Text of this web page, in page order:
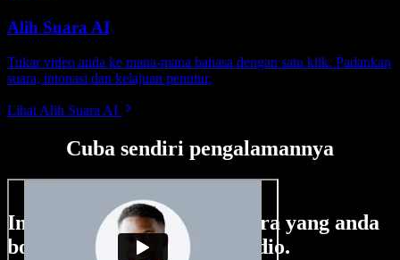
Alih Suara AI
Tukar video anda ke mana-mana bahasa dengan satu klik. Padankan
suara, intonasi dan kelajuan penutur.
Lihat Alih Suara AI
Cuba sendiri pengalamannya
Ini hanya sebahagian perkara yang anda
boleh buat di Speechify Studio.